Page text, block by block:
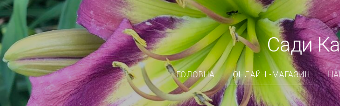
Сади
ГОЛОВНА ОНЛАЙН -МАГАЗИН